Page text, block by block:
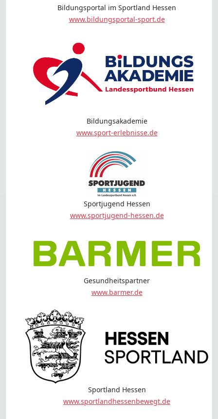
Bildungsportal im Sportland Hessen
www.bildungsportal-sport.de
Bildungsakademie
www.sport-erlebnisse.de
Sportjugend Hessen
www.sportjugend-hessen.de
Gesundheitspartner
www.barmer.de
Sportland Hessen
www.sportlandhessenbewegt.de